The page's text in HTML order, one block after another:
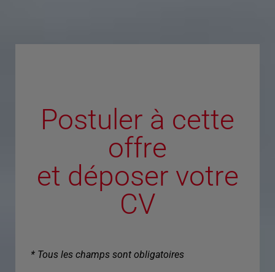
Postuler à cette
offre
et déposer votre
CV
* Tous les champs sont obligatoires